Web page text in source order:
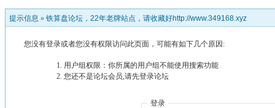
提示信息 » 铁算盘论坛，22年老牌站点，请收藏好http://www.349168.xyz
您没有登录或者您没有权限访问此页面，可能有如下几个原因:
用户组权限：你所属的用户组不能使用搜索功能
您还不是论坛会员,请先登录论坛
登录